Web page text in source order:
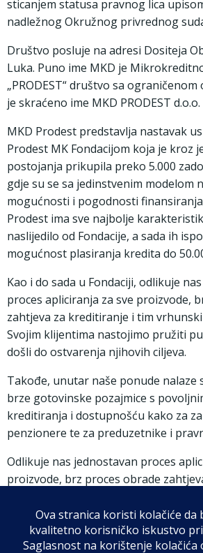
sticanjem statusa pravnog lica
nadležnog Okružnog privrednog
Društvo posluje na adresi Dositeja
Luka. Puno ime MKD je
„PRODEST“ društvo sa
je skraćeno ime MKD PRODEST
MKD Prodest predstavlja nastavak
Prodest MK Fondacijom koja je kroz
postojanja prikupila preko 5.000
gdje su se sa jedinstvenim modelom
mogućnosti i pogodnosti
Prodest ima sve najbolje
naslijedilo od Fondacije, a sada ih
mogućnost plasiranja kredita do
Kao i do sada u Fondaciji, odlikuje
proces apliciranja za sve proizvode,
zahtjeva za kreditiranje i tim
Svojim klijentima nastojimo pružiti
došli do ostvarenja njihovih ciljeva.
Takođe, unutar naše ponude nalaze
brze gotovinske pozajmice s
kreditiranja i dostupnošću kako za
penzionere te za preduzetnike i
Odlikuje nas jednostavan proces
proizvode, brz proces obrade
nastojimo pružiti punu podršku
ostvarenja njihovih ciljeva.